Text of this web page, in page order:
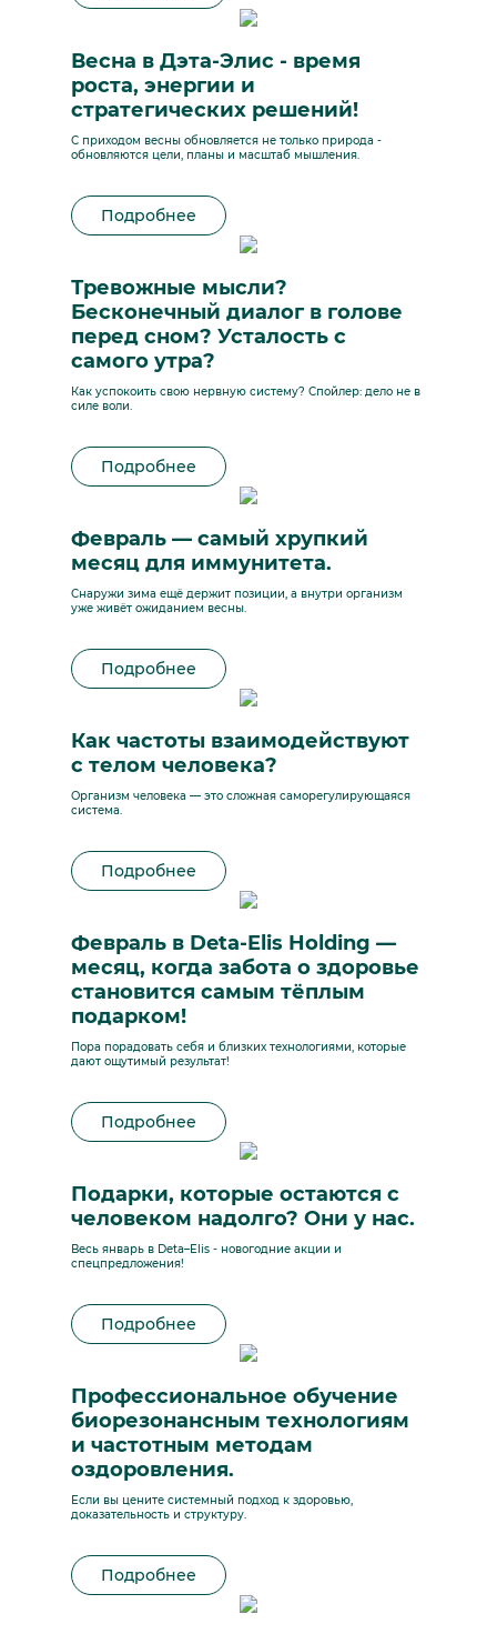
Весна в Дэта-Элис - время
роста, энергии и
стратегических решений!
С приходом весны обновляется не только природа -
обновляются цели, планы и масштаб мышления.
Подробнее
Тревожные мысли?
Бесконечный диалог в голове
перед сном? Усталость с
самого утра?
Как успокоить свою нервную систему? Спойлер: дело не в
силе воли.
Подробнее
Февраль — самый хрупкий
месяц для иммунитета.
Снаружи зима ещё держит позиции, а внутри организм
уже живёт ожиданием весны.
Подробнее
Как частоты взаимодействуют
с телом человека?
Организм человека — это сложная саморегулирующаяся
система.
Подробнее
Февраль в Deta-Elis Holding —
месяц, когда забота о здоровье
становится самым тёплым
подарком!
Пора порадовать себя и близких технологиями, которые
дают ощутимый результат!
Подробнее
Подарки, которые остаются с
человеком надолго? Они у нас.
Весь январь в Deta–Elis - новогодние акции и
спецпредложения!
Подробнее
Профессиональное обучение
биорезонансным технологиям
и частотным методам
оздоровления.
Если вы цените системный подход к здоровью,
доказательность и структуру.
Подробнее